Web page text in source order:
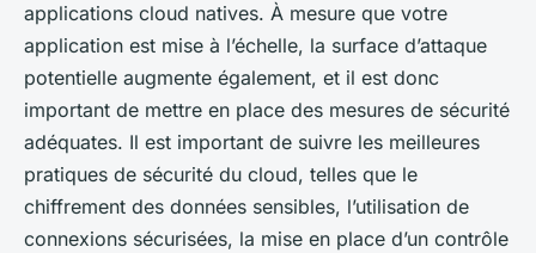
applications cloud natives. À mesure que votre
application est mise à l’échelle, la surface d’attaque
potentielle augmente également, et il est donc
important de mettre en place des mesures de sécurité
adéquates. Il est important de suivre les meilleures
pratiques de sécurité du cloud, telles que le
chiffrement des données sensibles, l’utilisation de
connexions sécurisées, la mise en place d’un contrôle